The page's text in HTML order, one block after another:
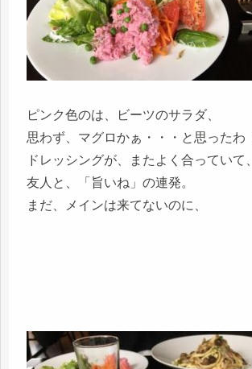
ピンク色のは、ビーツのサラダ、
思わず、マグロかぁ・・・と思ったわ
ドレッシングが、またよく合っていて、
友人と、「旨いね」の連発。
まだ、メインは来てないのに、